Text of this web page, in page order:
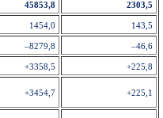
45853,8 2303,5
1454,0 143,5
–8279,8 –46,6
+3358,5 +225,8
+3454,7 +225,1